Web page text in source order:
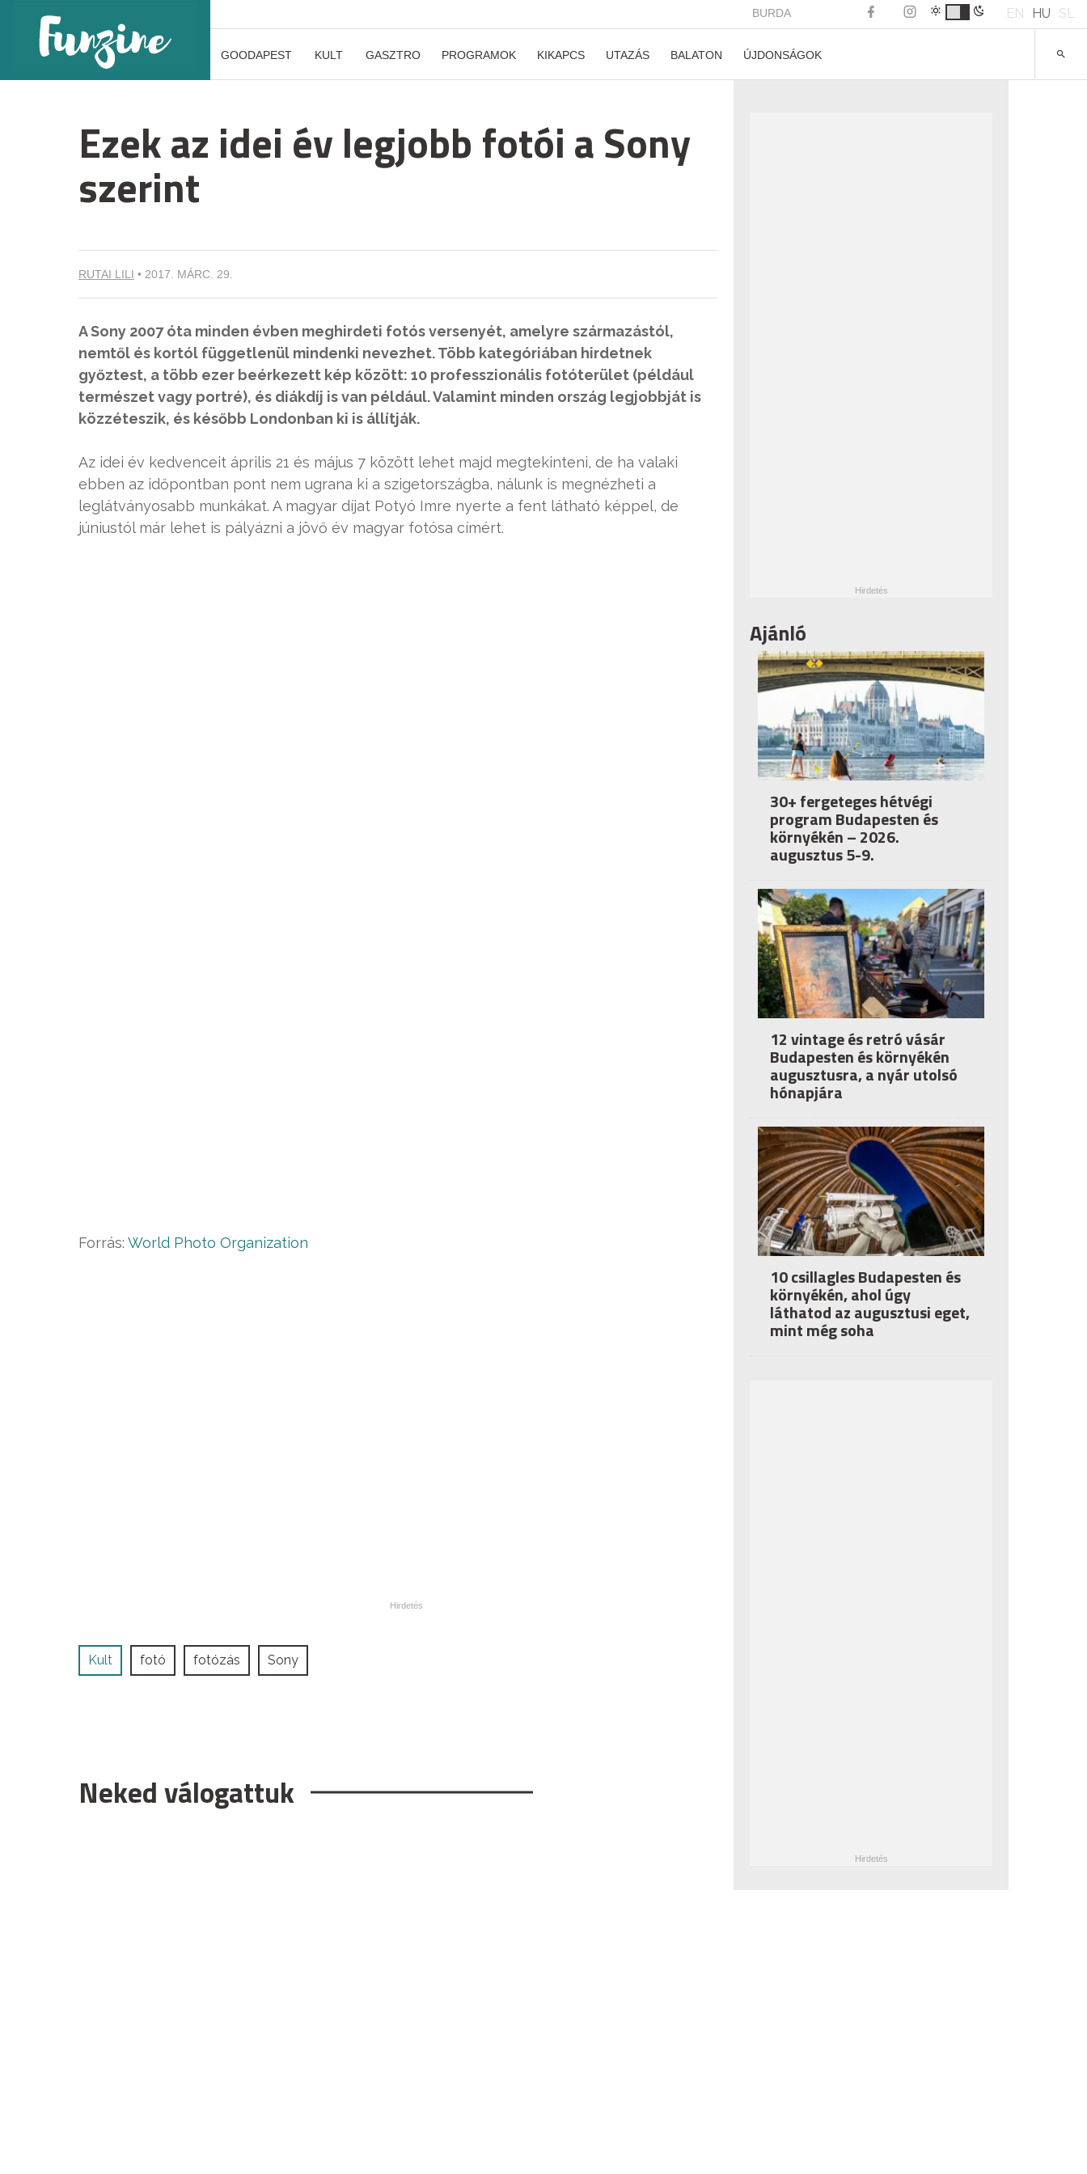
BURDA EN HU SL
GOODAPEST KULT GASZTRO PROGRAMOK KIKAPCS UTAZÁS BALATON ÚJDONSÁGOK
Ezek az idei év legjobb fotói a Sony
szerint
RUTAI LILI • 2017. MÁRC. 29.
A Sony 2007 óta minden évben meghirdeti fotós versenyét, amelyre származástól,
nemtől és kortól függetlenül mindenki nevezhet. Több kategóriában hirdetnek
győztest, a több ezer beérkezett kép között: 10 professzionális fotóterület (például
természet vagy portré), és diákdíj is van például. Valamint minden ország legjobbját is
közzéteszik, és később Londonban ki is állítják.
Az idei év kedvenceit április 21 és május 7 között lehet majd megtekinteni, de ha valaki
ebben az időpontban pont nem ugrana ki a szigetországba, nálunk is megnézheti a
leglátványosabb munkákat. A magyar díjat Potyó Imre nyerte a fent látható képpel, de
júniustól már lehet is pályázni a jövő év magyar fotósa címért.
Forrás: World Photo Organization
Kult fotó fotózás Sony
Neked válogattuk
Ajánló
30+ fergeteges hétvégi
program Budapesten és
környékén – 2026.
augusztus 5-9.
12 vintage és retró vásár
Budapesten és környékén
augusztusra, a nyár utolsó
hónapjára
10 csillagles Budapesten és
környékén, ahol úgy
láthatod az augusztusi eget,
mint még soha